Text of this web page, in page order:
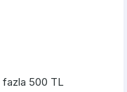
fazla 500 TL